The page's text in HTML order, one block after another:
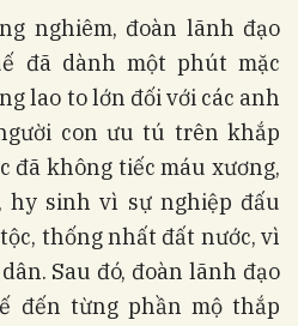
nghiêm, đoàn lãnh đạo
đã dành một phút mặc
lao to lớn đối với các anh
con ưu tú trên khắp
đã không tiếc máu xương,
hy sinh vì sự nghiệp đấu
thống nhất đất nước, vì
Sau đó, đoàn lãnh đạo
đến từng phần mộ thắp